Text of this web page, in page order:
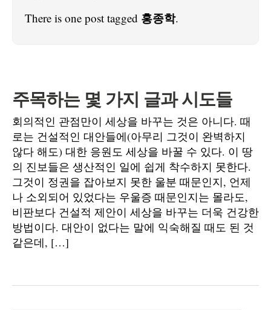
There is one post tagged 홍종학.
주목하는 몇 가지 글과 시도들
회의적인 관점만이 세상을 바꾸는 것은 아니다. 때
로는 건설적인 대안들에(아무리 그것이 완벽하지
않다 해도) 대한 응원도 세상을 바꿀 수 있다. 이 땅
의 진보들은 생산적인 일에 쉽게 착수하지 못한다.
그것이 정권을 잡아보지 못한 울분 때문인지, 언제
나 소외되어 있었다는 우울증 때문인지는 몰라도,
비판보다 건설적 제안이 세상을 바꾸는 더욱 건강한
방법이다. 대안이 없다는 말에 익숙해질 때도 된 것
같은데, […]